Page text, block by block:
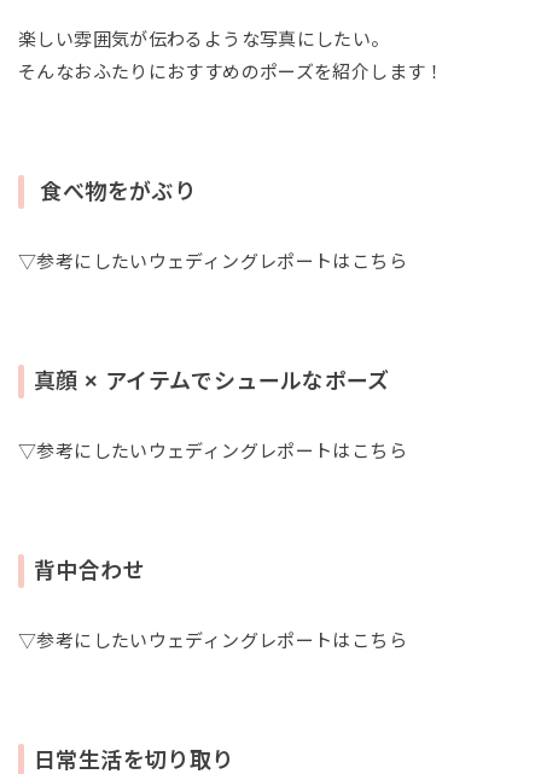
楽しい雰囲気が伝わるような写真にしたい。
そんなおふたりにおすすめのポーズを紹介します！
食べ物をがぶり
▽参考にしたいウェディングレポートはこちら
真顔 × アイテムでシュールなポーズ
▽参考にしたいウェディングレポートはこちら
背中合わせ
▽参考にしたいウェディングレポートはこちら
日常生活を切り取り